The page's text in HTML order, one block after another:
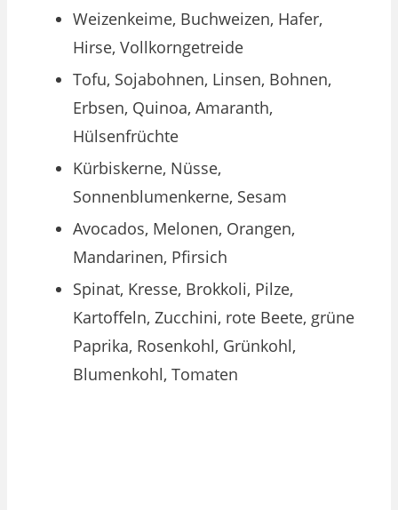
Weizenkeime, Buchweizen, Hafer,
Hirse, Vollkorngetreide
Tofu, Sojabohnen, Linsen, Bohnen,
Erbsen, Quinoa, Amaranth,
Hülsenfrüchte
Kürbiskerne, Nüsse,
Sonnenblumenkerne, Sesam
Avocados, Melonen, Orangen,
Mandarinen, Pfirsich
Spinat, Kresse, Brokkoli, Pilze,
Kartoffeln, Zucchini, rote Beete, grüne
Paprika, Rosenkohl, Grünkohl,
Blumenkohl, Tomaten